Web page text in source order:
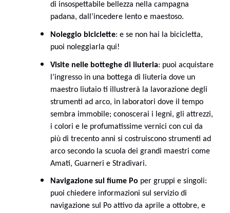
di insospettabile bellezza nella campagna
padana, dall’incedere lento e maestoso.
Noleggio biciclette: e se non hai la bicicletta,
puoi noleggiarla qui!
Visite nelle botteghe di liuteria: puoi acquistare
l’ingresso in una bottega di liuteria dove un
maestro liutaio ti illustrerà la lavorazione degli
strumenti ad arco, in laboratori dove il tempo
sembra immobile; conoscerai i legni, gli attrezzi,
i colori e le profumatissime vernici con cui da
più di trecento anni si costruiscono strumenti ad
arco secondo la scuola dei grandi maestri come
Amati, Guarneri e Stradivari.
Navigazione sul fiume Po per gruppi e singoli:
puoi chiedere informazioni sul servizio di
navigazione sul Po attivo da aprile a ottobre, e